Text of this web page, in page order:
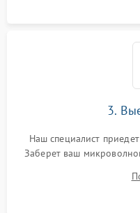
3.
Наш специалист
Заберет ваш